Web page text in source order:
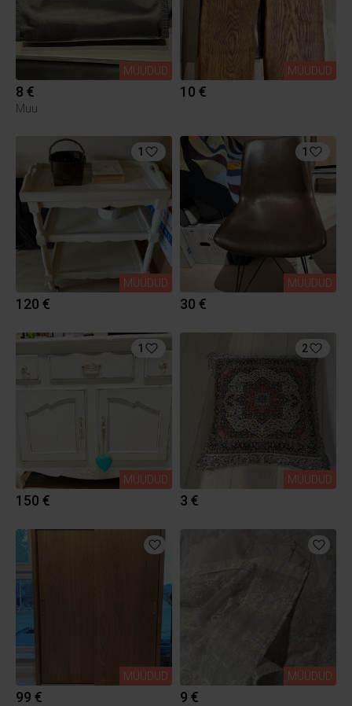
MÜÜDUD
8 €
Muu
MÜÜDUD
10 €
MÜÜDUD
1
120 €
MÜÜDUD
1
30 €
MÜÜDUD
1
150 €
MÜÜDUD
2
3 €
MÜÜDUD
99 €
MÜÜDUD
9 €